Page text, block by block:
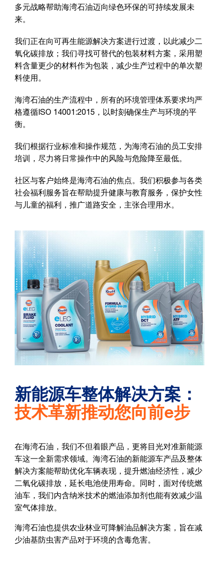
多元战略帮助海湾石油迈向绿色环保的可持续发展未
来。
我们正在向可再生能源解决方案进行过渡，以此减少二
氧化碳排放；我们寻找可替代的包装材料方案，采用塑
料含量更少的材料作为包装，减少生产过程中的单次塑
料使用。
海湾石油的生产流程中，所有的环境管理体系要求均严
格遵循ISO 14001:2015，以时刻确保生产与环境的平
衡。
我们根据行业标准和操作规范，为海湾石油的员工安排
培训，尽力将日常操作中的风险与危险降至最低。
社区与客户始终是海湾石油的焦点。我们积极参与各类
社会福利服务旨在帮助提升健康与教育服务，保护女性
与儿童的福利，推广道路安全，主张合理用水。
新能源车整体解决方案：
技术革新推动您向前e步
在海湾石油，我们不但着眼产品，更将目光对准新能源
车这一全新需求领域。海湾石油的新能源车产品及整体
解决方案能帮助优化车辆表现，提升燃油经济性，减少
二氧化碳排放，延长电池使用寿命。同时，面对传统燃
油车，我们内含纳米技术的燃油添加剂也能有效减少温
室气体排放。
海湾石油也提供农业林业可降解油品解决方案，旨在减
少油基防虫害产品对于环境的含毒危害。